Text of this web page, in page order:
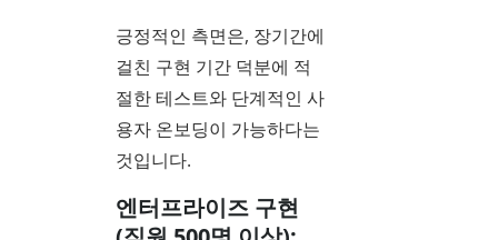
긍정적인 측면은, 장기간에
걸친 구현 기간 덕분에 적
절한 테스트와 단계적인 사
용자 온보딩이 가능하다는
것입니다.
엔터프라이즈 구현